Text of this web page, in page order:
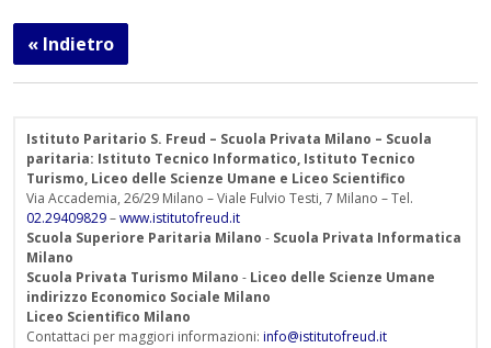
« Indietro
Istituto Paritario S. Freud – Scuola Privata Milano – Scuola
paritaria: Istituto Tecnico Informatico, Istituto Tecnico
Turismo, Liceo delle Scienze Umane e Liceo Scientifico
Via Accademia, 26/29 Milano – Viale Fulvio Testi, 7 Milano – Tel.
02.29409829–www.istitutofreud.it
Scuola Superiore Paritaria Milano - Scuola Privata Informatica
Milano
Scuola Privata Turismo Milano - Liceo delle Scienze Umane
indirizzo Economico Sociale Milano
Liceo Scientifico Milano
Contattaci per maggiori informazioni: info@istitutofreud.it